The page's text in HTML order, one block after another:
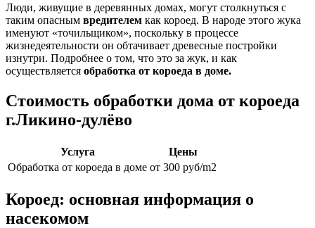
Люди, живущие в деревянных домах, могут столкнуться с
таким опасным вредителем как короед. В народе этого жука
именуют «точильщиком», поскольку в процессе
жизнедеятельности он обтачивает древесные постройки
изнутри. Подробнее о том, что это за жук, и как
осуществляется обработка от короеда в доме.
Стоимость обработки дома от короеда
г.Ликино-дулёво
Услуга
Цены
Обработка от короеда в доме от 300 руб/m2
Короед: основная информация о
насекомом